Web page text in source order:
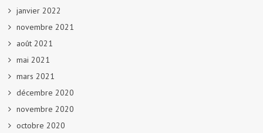
janvier 2022
novembre 2021
août 2021
mai 2021
mars 2021
décembre 2020
novembre 2020
octobre 2020